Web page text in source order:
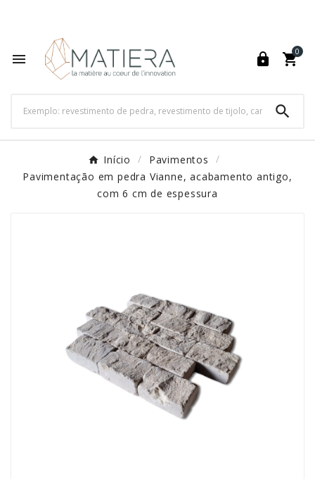
  
0

Início
Pavimentos
Pavimentação em pedra Vianne, acabamento antigo,
com 6 cm de espessura